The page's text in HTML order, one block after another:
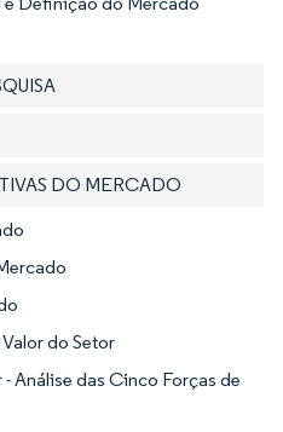
DO MERCADO
do Setor
Análise das Cinco Forças de